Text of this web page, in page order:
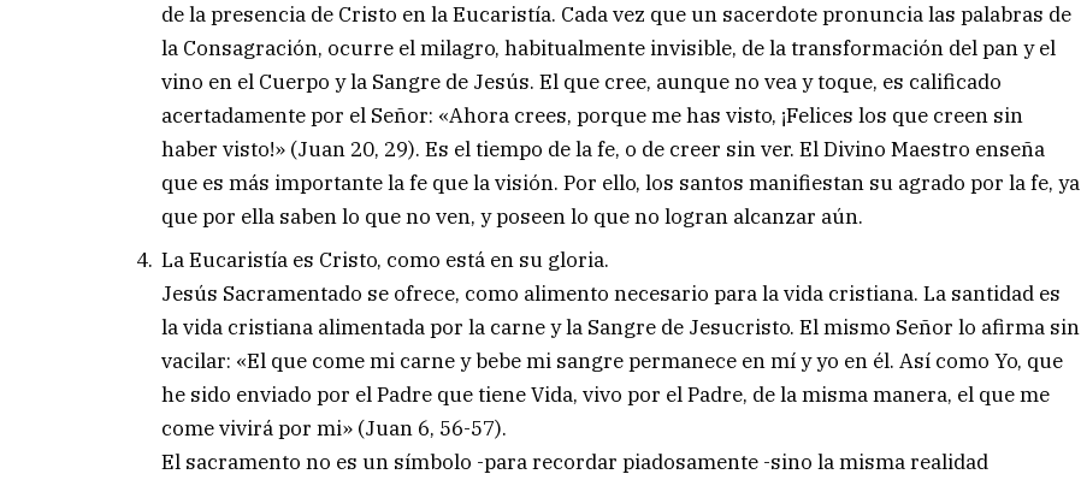
de la presencia de Cristo en la Eucaristía. Cada vez que un sacerdote pronuncia las palabras de
la Consagración, ocurre el milagro, habitualmente invisible, de la transformación del pan y el
vino en el Cuerpo y la Sangre de Jesús. El que cree, aunque no vea y toque, es calificado
acertadamente por el Señor: «Ahora crees, porque me has visto, ¡Felices los que creen sin
haber visto!» (Juan 20, 29). Es el tiempo de la fe, o de creer sin ver. El Divino Maestro enseña
que es más importante la fe que la visión. Por ello, los santos manifiestan su agrado por la fe, ya
que por ella saben lo que no ven, y poseen lo que no logran alcanzar aún.
La Eucaristía es Cristo, como está en su gloria.
Jesús Sacramentado se ofrece, como alimento necesario para la vida cristiana. La santidad es
la vida cristiana alimentada por la carne y la Sangre de Jesucristo. El mismo Señor lo afirma sin
vacilar: «El que come mi carne y bebe mi sangre permanece en mí y yo en él. Así como Yo, que
he sido enviado por el Padre que tiene Vida, vivo por el Padre, de la misma manera, el que me
come vivirá por mi» (Juan 6, 56-57).
El sacramento no es un símbolo -para recordar piadosamente -sino la misma realidad